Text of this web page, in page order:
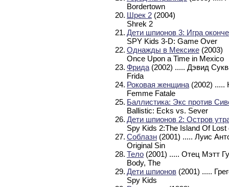
Bordertown
20. Шрек 2 (2004)
Shrek 2
21. Дети шпионов 3: Игра
SPY Kids 3-D: Game Over
22. Однажды в Мексике (2003)
Once Upon a Time in Mexico
23. Фрида (2002) ..... Дэвид
Frida
24. Роковая женщина (2002) .....
Femme Fatale
25. Баллистика: Экс против
Ballistic: Ecks vs. Sever
26. Дети шпионов 2: Остров
Spy Kids 2:The Island Of Lost
27. Соблазн (2001) ..... Луис
Original Sin
28. Тело (2001) ..... Отец Мэтт
Body, The
29. Дети шпионов (2001) .....
Spy Kids